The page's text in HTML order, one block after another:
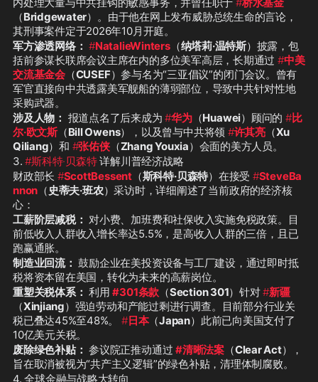
（Bridgewater）。由于他在网上发布威胁总统生命的言论，
其刑事案件定于2026年10月开庭。
军方渗透网络： #NatalieWinters（纳塔莉·温特斯）披露，包
括前参谋长联席会议主席在内的多位美军高层，长期通过 #中美
交流基金会（CUSEF）参与名为“三亚倡议”的闭门会议。曾有
军官直接向中共透露美军舰船的薄弱部位，导致中共针对性地
采购武器。
涉及人物： 报道点名了后来成为 #华为（Huawei）顾问的 #比
尔·欧文斯（Bill Owens），以及曾与中共将领 #许其亮（Xu
Qiliang）和 #张佑侠（Zhang Youxia）会面的美方人员。
3. #斯科特·贝森特 详解川普经济战略
财政部长 #ScottBessent（斯科特·贝森特）在接受 #SteveBa
nnon （ 史蒂夫·班农）采访时，详细阐述了当前政府的经济核
心：
工薪阶层减税： 对小费、加班费和社保收入实施免税政策。目
前低收入人群收入增长率达5.5%，是高收入人群的三倍，且已
跑赢通胀。
制造业回流： 鼓励企业在美投资设备与工厂建设，通过即时抵
税将资本留在美国，转化为未来的高薪岗位。
重塑关税体系： 利用 #301条款 （Section 301）针对 #新疆
（Xinjiang）强迫劳动和产能过剩进行调查。目前部分行业关
税已叠达45%至48%。 #日本（Japan）此前已向美国支付了
10亿美元关税。
废除绿色补贴： 参议院正推动通过 #清晰法案（Clear Act），
旨在取消被视为“共产主义逻辑”的绿色补贴，清理体制腐败。
4. 全球金融与战略大转向